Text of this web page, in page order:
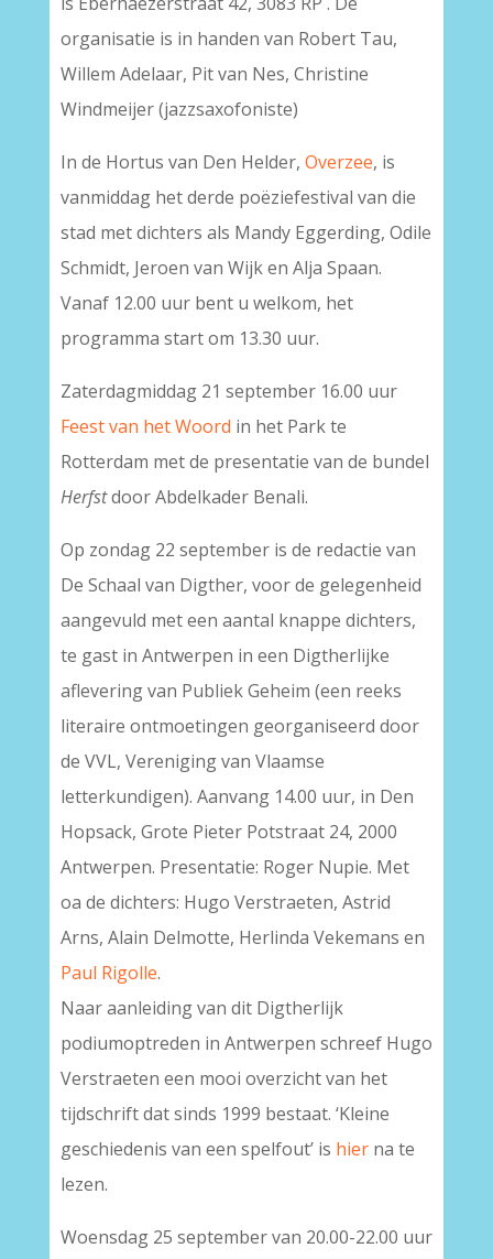
organisatie is in handen van Robert Tau,
Willem Adelaar, Pit van Nes, Christine
Windmeijer (jazzsaxofoniste)
In de Hortus van Den Helder, Overzee, is
vanmiddag het derde poëziefestival van die
stad met dichters als Mandy Eggerding, Odile
Schmidt, Jeroen van Wijk en Alja Spaan.
Vanaf 12.00 uur bent u welkom, het
programma start om 13.30 uur.
Zaterdagmiddag 21 september 16.00 uur
Feest van het Woord in het Park te
Rotterdam met de presentatie van de bundel
Herfstdoor Abdelkader Benali.
Op zondag 22 september is de redactie van
De Schaal van Digther, voor de gelegenheid
aangevuld met een aantal knappe dichters,
te gast in Antwerpen in een Digtherlijke
aflevering van Publiek Geheim (een reeks
literaire ontmoetingen georganiseerd door
de VVL, Vereniging van Vlaamse
letterkundigen). Aanvang 14.00 uur, in Den
Hopsack, Grote Pieter Potstraat 24, 2000
Antwerpen. Presentatie: Roger Nupie. Met
oa de dichters: Hugo Verstraeten, Astrid
Arns, Alain Delmotte, Herlinda Vekemans en
Paul Rigolle.
Naar aanleiding van dit Digtherlijk
podiumoptreden in Antwerpen schreef Hugo
Verstraeten een mooi overzicht van het
tijdschrift dat sinds 1999 bestaat. ‘Kleine
geschiedenis van een spelfout’ is hierna te
lezen.
Woensdag 25 september van 20.00-22.00 uur